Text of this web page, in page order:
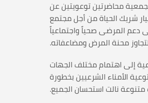
محاضرتين توعويتين عن
شريك الحياة من أجل مجتمع
دعم المرضى صحياً واجتماعياً
محنة المرض ومضاعفاته.
إلى اهتمام مختلف الجهات
الأمناء الشرعيين بخطورة
نالت استحسان الجميع.